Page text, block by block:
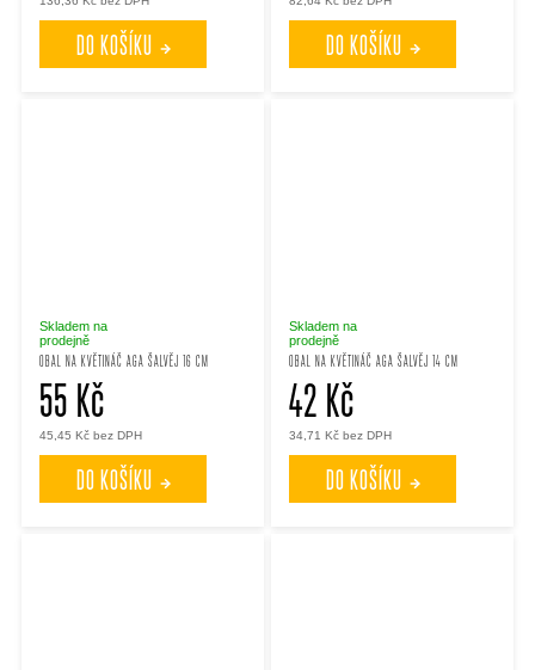
DO KOŠÍKU DO KOŠÍKU
OBAL NA KVĚTINÁČ AGA ŠALVĚJ 16 CM
Skladem na
prodejně
45,45 Kč bez DPH
55 Kč
DO KOŠÍKU
OBAL NA KVĚTINÁČ AGA ŠALVĚJ 14 CM
Skladem na
prodejně
34,71 Kč bez DPH
42 Kč
DO KOŠÍKU